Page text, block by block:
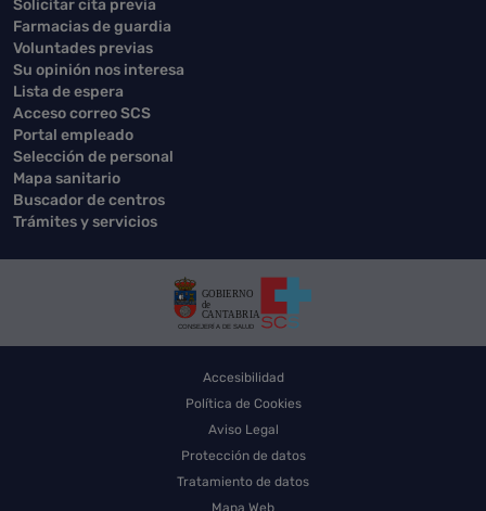
Solicitar cita previa
Farmacias de guardia
Voluntades previas
Su opinión nos interesa
Lista de espera
Acceso correo SCS
Portal empleado
Selección de personal
Mapa sanitario
Buscador de centros
Trámites y servicios
Accesibilidad
Política de Cookies
Aviso Legal
Protección de datos
Tratamiento de datos
Mapa Web